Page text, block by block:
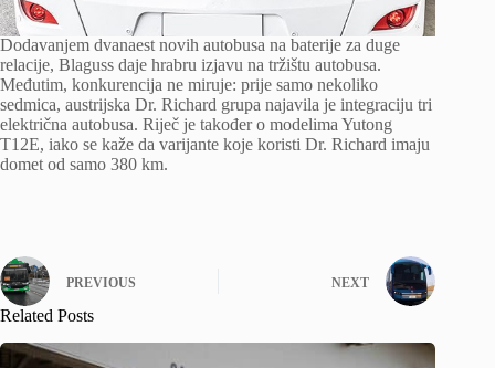
Dodavanjem dvanaest novih autobusa na baterije za duge
relacije, Blaguss daje hrabru izjavu na tržištu autobusa.
Međutim, konkurencija ne miruje: prije samo nekoliko
sedmica, austrijska Dr. Richard grupa najavila je integraciju tri
električna autobusa. Riječ je također o modelima Yutong
T12E, iako se kaže da varijante koje koristi Dr. Richard imaju
domet od samo 380 km.
PREVIOUS NEXT
Related Posts